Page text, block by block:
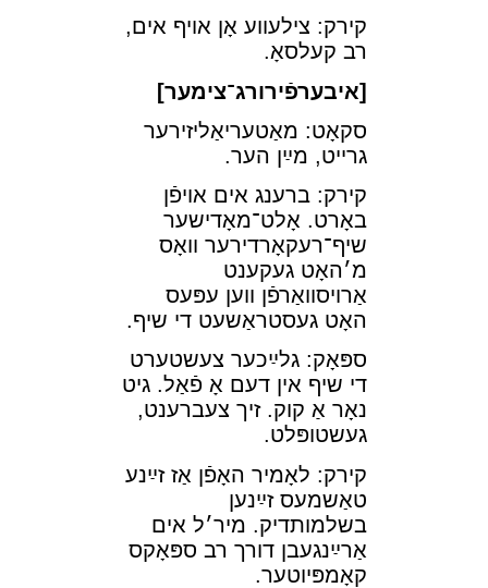
קירק: צילעװע אָן אױף אים,
רב קעלסאָ.
[איבערפֿירורג־צימער]
סקאָט: מאַטעריאַליזירער
גרײט, מײַן הער.
קירק: ברענג אים אױפֿן
באָרט. אָלט־מאָדישער
שיף־רעקאָרדירער װאָס
מ׳האָט געקענט
אַרױסװאַרפֿן װען עפּעס
האָט געסטראַשעט די שיף.
ספּאָק: גלײַכער צעשטערט
די שיף אין דעם אָ פֿאַל. גיט
נאָר אַ קוק. זיך צעברענט,
געשטופּלט.
קירק: לאָמיר האָפֿן אַז זײַנע
טאַשמעס זײַנען
בשלמותדיק. מיר׳ל אים
אַרײַנגעבן דורך רב ספּאָקס
קאָמפּיוטער.